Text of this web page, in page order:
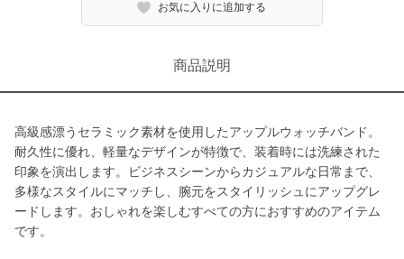
お気に入りに追加する
商品説明
高級感漂うセラミック素材を使用したアップルウォッチバンド。
耐久性に優れ、軽量なデザインが特徴で、装着時には洗練された
印象を演出します。ビジネスシーンからカジュアルな日常まで、
多様なスタイルにマッチし、腕元をスタイリッシュにアップグレ
ードします。おしゃれを楽しむすべての方におすすめのアイテム
です。